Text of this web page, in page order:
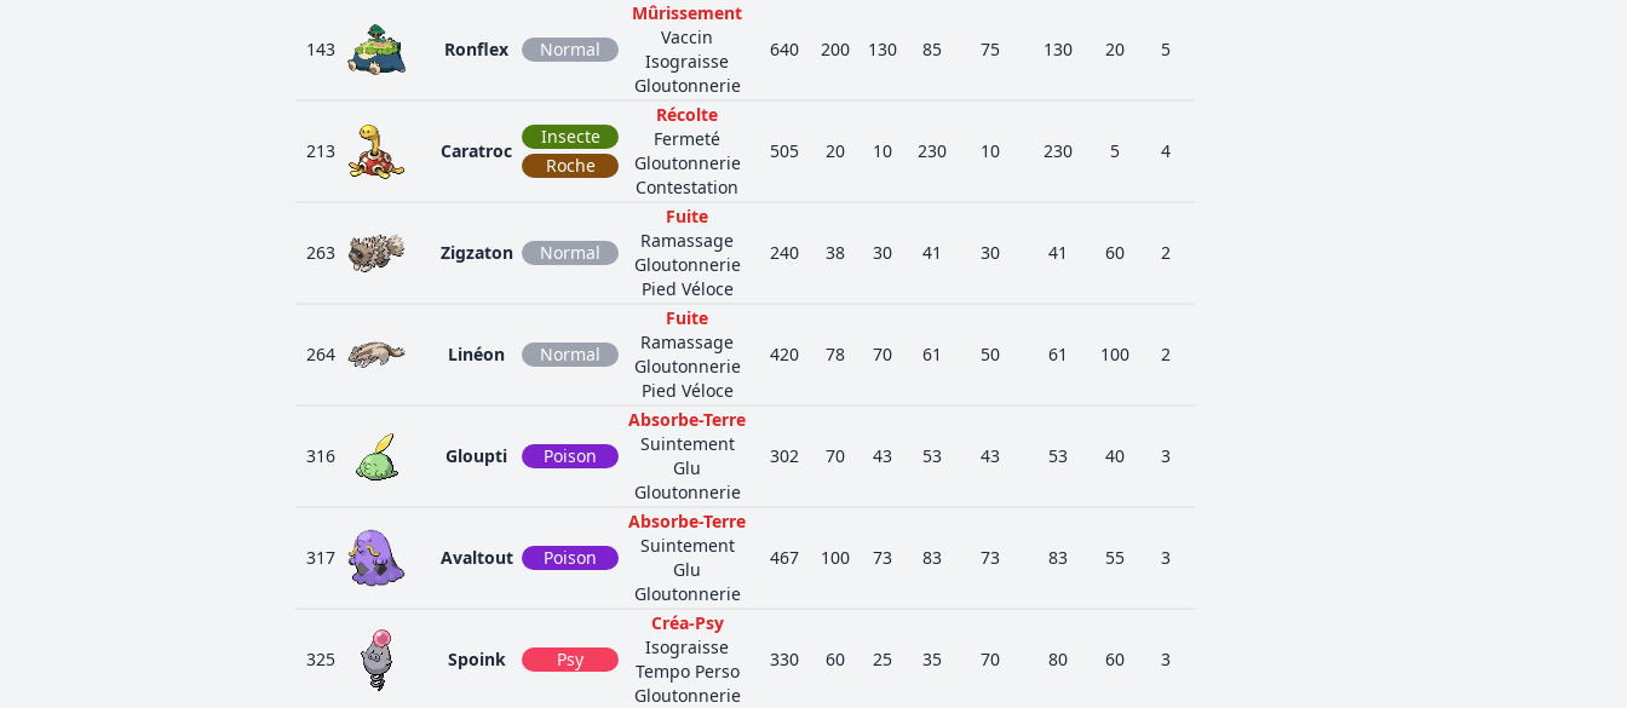
143 Ronflex Normal
Mûrissement
Vaccin
Isograisse
Gloutonnerie
640 200 130 85 75 130 20 5
213 Caratroc
Insecte
Roche
Récolte
Fermeté
Gloutonnerie
Contestation
505 20 10 230 10 230 5 4
263 Zigzaton Normal
Fuite
Ramassage
Gloutonnerie
Pied Véloce
240 38 30 41 30 41 60 2
264 Linéon Normal
Fuite
Ramassage
Gloutonnerie
Pied Véloce
420 78 70 61 50 61 100 2
316 Gloupti Poison
Absorbe-Terre
Suintement
Glu
Gloutonnerie
302 70 43 53 43 53 40 3
317 Avaltout Poison
Absorbe-Terre
Suintement
Glu
Gloutonnerie
467 100 73 83 73 83 55 3
325 Spoink Psy
Créa-Psy
Isograisse
Tempo Perso
Gloutonnerie
330 60 25 35 70 80 60 3